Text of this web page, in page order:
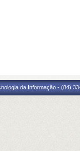
da Informação - (84)